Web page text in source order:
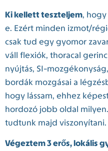
Ki kellett teszteljem,
e. Ezért minden izmot/
csak tud egy gyomor
váll flexiók, thoracal
nyújtás, SI-
bordák mozgásai a
hogy lássam, ehhez
hordozó jobb oldal
tudtunk majd viszonyítani.
Végeztem 3 erős, lokális